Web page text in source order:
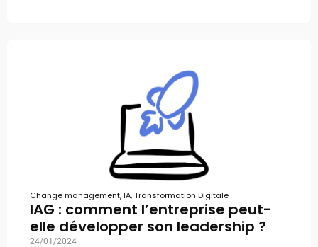
Change management, IA,Transformation Digitale
IAG : comment l’entreprise peut-
elle développer son leadership ?
24/01/2024